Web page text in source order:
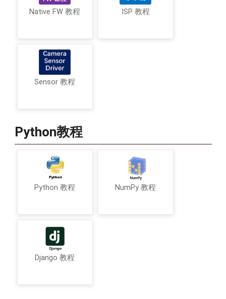
Native FW 教程 ISP 教程
Sensor 教程
Python教程
Python 教程 NumPy 教程
Django 教程